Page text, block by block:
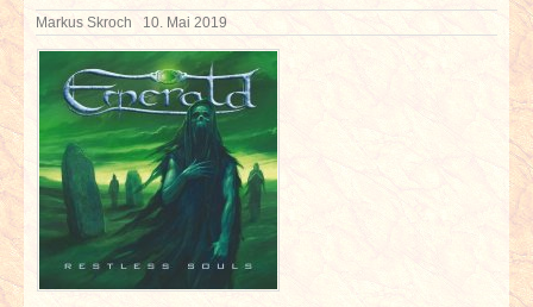
NEWS & DATES
BERICHTE
VERLOSUNGEN
INTERVIEWS
SPECIALS
Markus Skroch 10. Mai 2019